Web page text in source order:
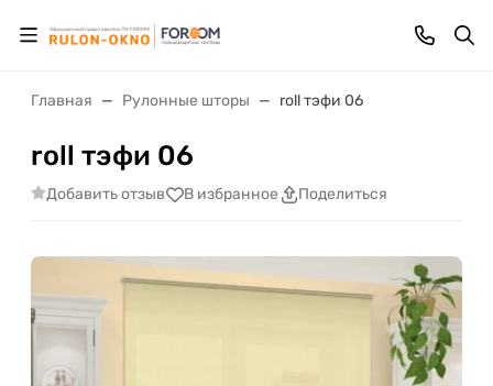
Главная Рулонные шторы roll тэфи 06
roll тэфи 06
Добавить отзыв В избранное Поделиться